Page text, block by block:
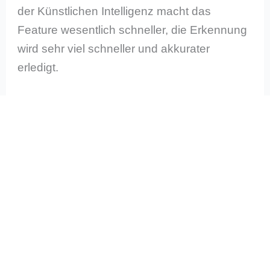
der Künstlichen Intelligenz macht das
Feature wesentlich schneller, die Erkennung
wird sehr viel schneller und akkurater
erledigt.